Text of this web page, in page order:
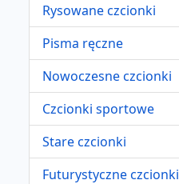
Rysowane czcionki
Pisma ręczne
Nowoczesne czcionki
Czcionki sportowe
Stare czcionki
Futurystyczne czcionki